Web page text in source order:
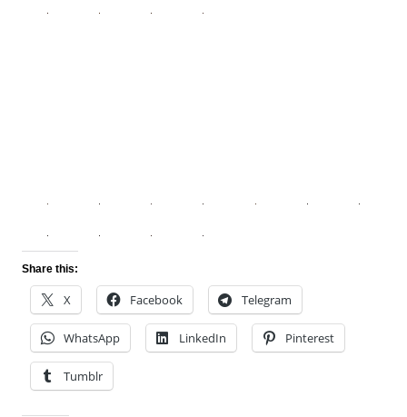
Share this:
X Facebook Telegram
WhatsApp LinkedIn Pinterest
Tumblr